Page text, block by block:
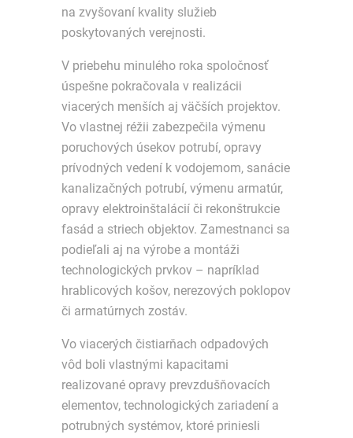
na zvyšovaní kvality služieb
poskytovaných verejnosti.
V priebehu minulého roka spoločnosť
úspešne pokračovala v realizácii
viacerých menších aj väčších projektov.
Vo vlastnej réžii zabezpečila výmenu
poruchových úsekov potrubí, opravy
prívodných vedení k vodojemom, sanácie
kanalizačných potrubí, výmenu armatúr,
opravy elektroinštalácií či rekonštrukcie
fasád a striech objektov. Zamestnanci sa
podieľali aj na výrobe a montáži
technologických prvkov – napríklad
hrablicových košov, nerezových poklopov
či armatúrnych zostáv.
Vo viacerých čistiarňach odpadových
vôd boli vlastnými kapacitami
realizované opravy prevzdušňovacích
elementov, technologických zariadení a
potrubných systémov, ktoré priniesli